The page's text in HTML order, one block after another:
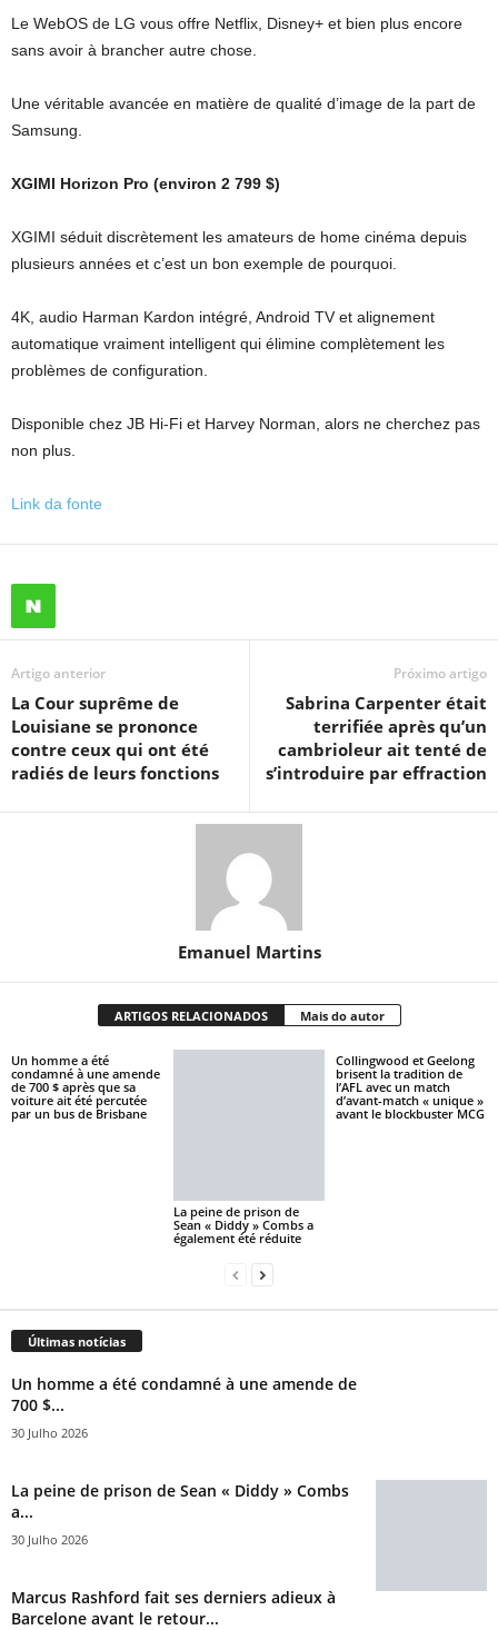
Le WebOS de LG vous offre Netflix, Disney+ et bien plus encore
sans avoir à brancher autre chose.
Une véritable avancée en matière de qualité d’image de la part de
Samsung.
XGIMI Horizon Pro (environ 2 799 $)
XGIMI séduit discrètement les amateurs de home cinéma depuis
plusieurs années et c’est un bon exemple de pourquoi.
4K, audio Harman Kardon intégré, Android TV et alignement
automatique vraiment intelligent qui élimine complètement les
problèmes de configuration.
Disponible chez JB Hi-Fi et Harvey Norman, alors ne cherchez pas
non plus.
Link da fonte
Artigo anterior
La Cour suprême de
Louisiane se prononce
contre ceux qui ont été
radiés de leurs fonctions
Próximo artigo
Sabrina Carpenter était
terrifiée après qu’un
cambrioleur ait tenté de
s’introduire par effraction
Emanuel Martins
ARTIGOS RELACIONADOS Mais do autor
Un homme a été
condamné à une amende
de 700 $ après que sa
voiture ait été percutée
par un bus de Brisbane
La peine de prison de
Sean « Diddy » Combs a
également été réduite
Collingwood et Geelong
brisent la tradition de
l’AFL avec un match
d’avant-match « unique »
avant le blockbuster MCG
Últimas notícias
Un homme a été condamné à une amende de
700 $...
30 Julho 2026
La peine de prison de Sean « Diddy » Combs
a...
30 Julho 2026
Marcus Rashford fait ses derniers adieux à
Barcelone avant le retour...